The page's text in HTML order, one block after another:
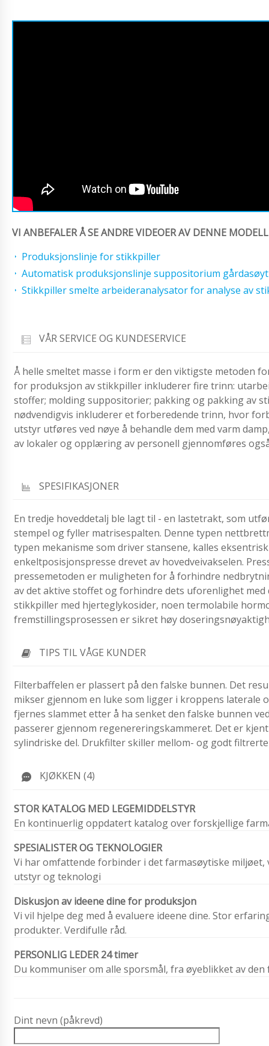
VI ANBEFALER Å SE ANDRE VIDEOER AV DENNE
Produksjonslinje for stikkpiller
Automatisk produksjonslinje suppositorium
Stikkpiller smelte arbeideranalysator for analyse av
VÅR SERVICE OG KUNDESERVICE
Å helle smeltet masse i form er den viktigste metoden
for produksjon av stikkpiller inkluderer fire trinn:
stoffer; molding suppositorier; pakking og pakking av
nødvendigvis inkluderer et forberedende trinn, hvor
utstyr utføres ved nøye å behandle dem med varm
av lokaler og opplæring av personell gjennomføres
SPESIFIKASJONER
En tredje hoveddetalj ble lagt til - en lastetrakt, som
stempel og fyller matrisespalten. Denne typen
typen mekanisme som driver stansene, kalles
enkeltposisjonspresse drevet av hovedveivakselen.
pressemetoden er muligheten for å forhindre
av det aktive stoffet og forhindre dets uforenlighet
stikkpiller med hjerteglykosider, noen termolabile
fremstillingsprosessen er sikret høy
TIPS TIL VÅGE KUNDER
Filterbaffelen er plassert på den falske bunnen. Det
mikser gjennom en luke som ligger i kroppens laterale
fjernes slammet etter å ha senket den falske bunnen
passerer gjennom regenereringskammeret. Det er
sylindriske del. Drukfilter skiller mellom- og godt
KJØKKEN (4)
STOR KATALOG MED LEGEMIDDELSTYR
En kontinuerlig oppdatert katalog over forskjellige
SPESIALISTER OG TEKNOLOGIER
Vi har omfattende forbinder i det farmasøytiske
utstyr og teknologi
Diskusjon av ideene dine for produksjon
Vi vil hjelpe deg med å evaluere ideene dine. Stor
produkter. Verdifulle råd.
PERSONLIG LEDER 24 timer
Du kommuniser om alle sporsmål, fra øyeblikket av
Dint nevn (påkrevd)